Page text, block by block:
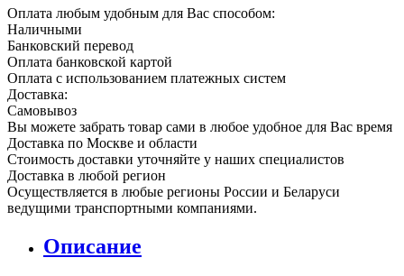
Оплата любым удобным для Вас способом:
Наличными
Банковский перевод
Оплата банковской картой
Оплата с использованием платежных систем
Доставка:
Самовывоз
Вы можете забрать товар сами в любое удобное для Вас время
Доставка по Москве и области
Стоимость доставки уточняйте у наших специалистов
Доставка в любой регион
Осуществляется в любые регионы России и Беларуси
ведущими транспортными компаниями.
Описание